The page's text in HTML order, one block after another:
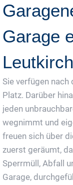
Garage
Leutkirch
Sie verfügen
Platz. Darüber
jeden
wegnimmt und
freuen sich über
zuerst geräumt,
Sperrmüll, Abfall
Garage,